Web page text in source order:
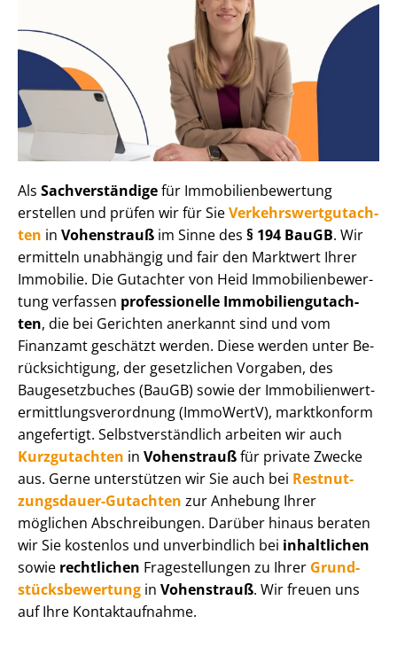
Als Sachverständigefür Im­mo­bi­li­en­be­wer­tung
erstellen und prüfen wir für SieVer­kehrs­wert­gut­ach­
ten in Vohenstrauß im Sinne des § 194 BauGB. Wir
ermitteln unabhängig und fair den Marktwert Ihrer
Immobilie. Die Gutachter von Heid Im­mo­bi­li­en­be­wer­
tung verfassen professionelle Im­mo­bi­li­en­gut­ach­
ten, die bei Gerichten anerkannt sind und vom
Finanzamt geschätzt werden. Diese werden unter Be­
rück­sich­ti­gung, der gesetzlichen Vorgaben, des
Baugesetzbuches (BauGB) sowie der Im­mo­bi­li­en­wert­
ermitt­lungs­ver­ord­nung (ImmoWertV), marktkonform
angefertigt. Selbst­ver­ständ­lich arbeiten wir auch
Kurzgutachten in Vohenstraußfür private Zwecke
aus. Gerne unterstützen wir Sie auch bei Rest­nut­
zungs­dau­er-Gutachten zur Anhebung Ihrer
möglichen Abschreibungen. Darüber hinaus beraten
wir Sie kostenlos und unverbindlich bei inhaltlichen
sowie rechtlichen Fragestellungen zu Ihrer Grund­
stücks­be­wer­tung in Vohenstrauß. Wir freuen uns
auf Ihre Kontaktaufnahme.